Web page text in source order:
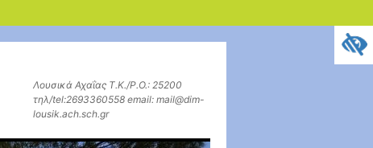
Λουσικά Αχαΐας Τ.Κ./P.O.: 25200
τηλ/tel:2693360558 email: mail@dim-
lousik.ach.sch.gr